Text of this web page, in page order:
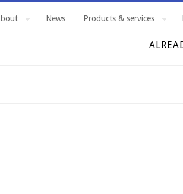
News Products & services